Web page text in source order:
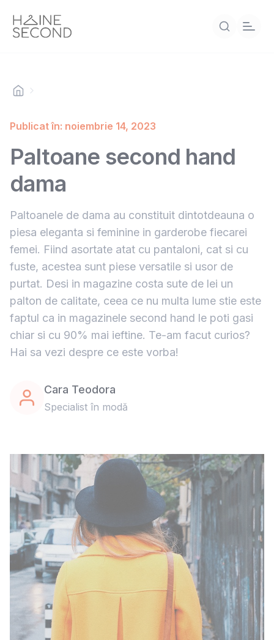
Publicat în: noiembrie 14, 2023
Paltoane second hand
dama
Paltoanele de dama au constituit dintotdeauna o
piesa eleganta si feminine in garderobe fiecarei
femei. Fiind asortate atat cu pantaloni, cat si cu
fuste, acestea sunt piese versatile si usor de
purtat. Desi in magazine costa sute de lei un
palton de calitate, ceea ce nu multa lume stie este
faptul ca in magazinele second hand le poti gasi
chiar si cu 90% mai ieftine. Te-am facut curios?
Hai sa vezi despre ce este vorba!
Cara Teodora
Specialist în modă